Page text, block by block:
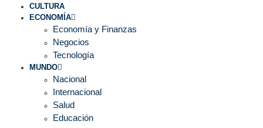
CULTURA
ECONOMÍA
Economía y Finanzas
Negocios
Tecnología
MUNDO
Nacional
Internacional
Salud
Educación